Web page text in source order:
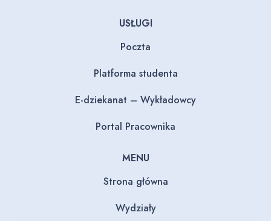
USŁUGI
Poczta
Platforma studenta
E-dziekanat – Wykładowcy
Portal Pracownika
MENU
Strona główna
Wydziały